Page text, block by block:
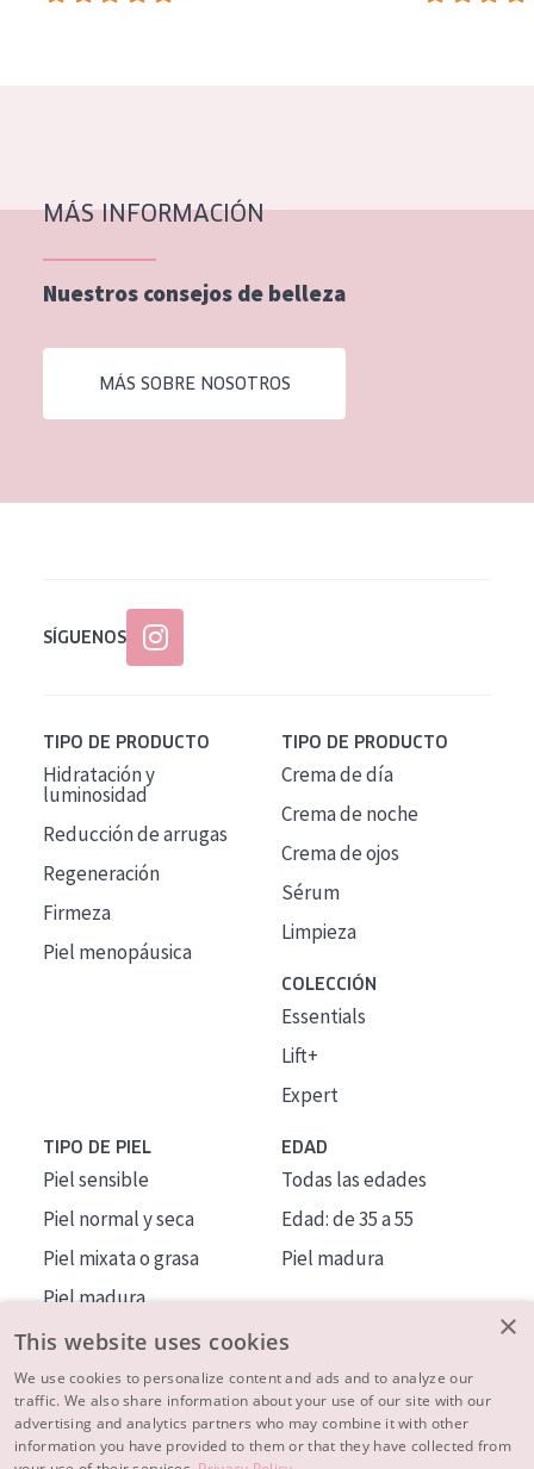
MÁS INFORMACIÓN
Nuestros consejos de belleza
MÁS SOBRE NOSOTROS
SÍGUENOS
TIPO DE PRODUCTO
Hidratación y
luminosidad
Reducción de arrugas
Regeneración
Firmeza
Piel menopáusica
TIPO DE PRODUCTO
Crema de día
Crema de noche
Crema de ojos
Sérum
Limpieza
COLECCIÓN
Essentials
Lift+
Expert
TIPO DE PIEL
Piel sensible
Piel normal y seca
Piel mixata o grasa
Piel madura
Piel expuesta al sol
Piel menopáusica
EDAD
Todas las edades
Edad: de 35 a 55
Piel madura
MÁS SOBRE NOSOTROS
×
This website uses cookies
We use cookies to personalize content and ads and to analyze our
traffic. We also share information about your use of our site with our
advertising and analytics partners who may combine it with other
information you have provided to them or that they have collected from